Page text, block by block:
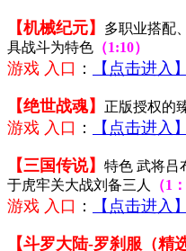
【机械纪元】
多职业搭配
具战斗为特色 （1:10）
游戏 入口 ： 【点击进入】
【绝世战魂】 正版授权的
游戏 入口 ： 【点击进入】
【三国传说】 特色 武将吕
于虎牢关大战刘备三人
（1
游戏 入口 ： 【点击进入】
【斗罗大陆-罗刹服（精